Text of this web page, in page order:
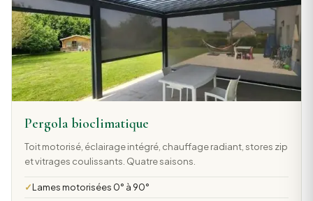
Pergola bioclimatique
Toit motorisé, éclairage intégré, chauffage radiant, stores zip
et vitrages coulissants. Quatre saisons.
Lames motorisées 0° à 90°